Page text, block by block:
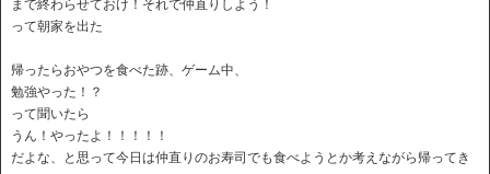
まで終わらせておけ！それで仲直りしよう！
って朝家を出た
帰ったらおやつを食べた跡、ゲーム中、
勉強やった！？
って聞いたら
うん！やったよ！！！！！
だよな、と思って今日は仲直りのお寿司でも食べようとか考えながら帰ってき